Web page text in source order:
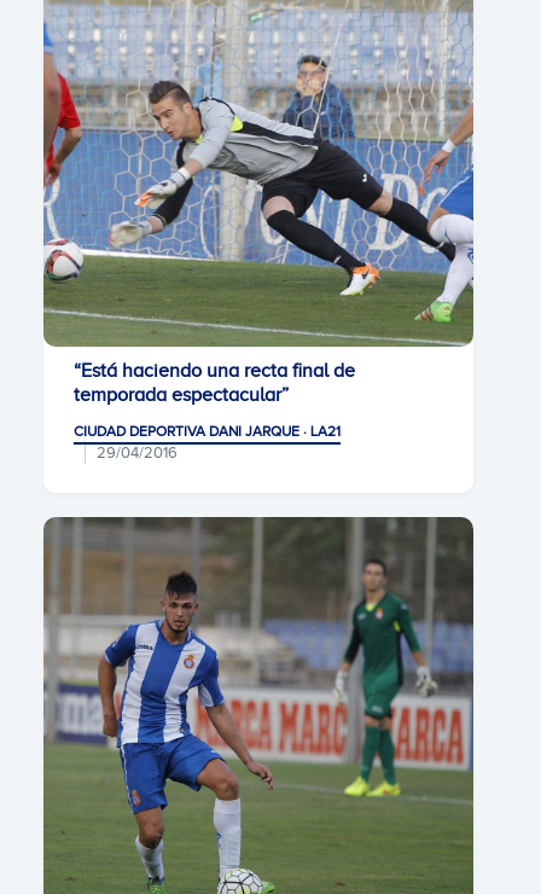
“Está haciendo una recta final de
temporada espectacular”
CIUDAD DEPORTIVA DANI JARQUE · LA21
29/04/2016